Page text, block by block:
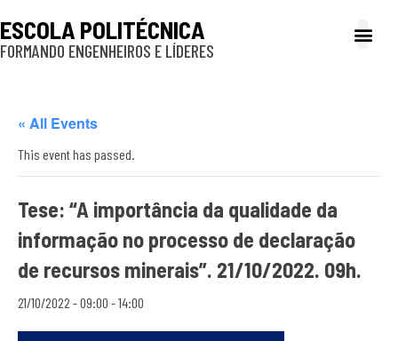
ESCOLA POLITÉCNICA
FORMANDO ENGENHEIROS E LÍDERES
« All Events
This event has passed.
Tese: “A importância da qualidade da
informação no processo de declaração
de recursos minerais”. 21/10/2022. 09h.
21/10/2022 - 09:00 -14:00